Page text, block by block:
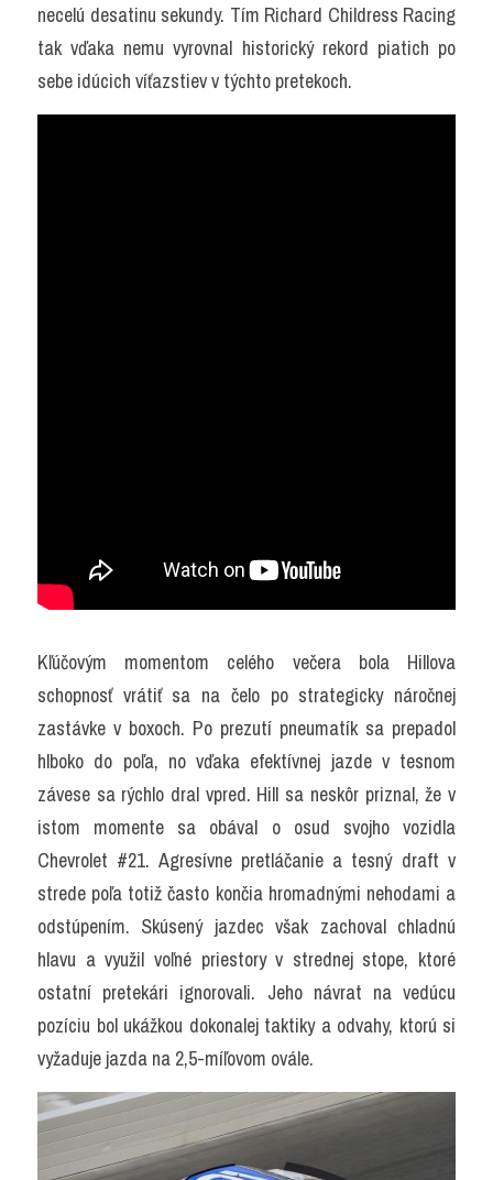
necelú desatinu sekundy. Tím Richard Childress Racing
tak vďaka nemu vyrovnal historický rekord piatich po
sebe idúcich víťazstiev v týchto pretekoch.
Kľúčovým momentom celého večera bola Hillova
schopnosť vrátiť sa na čelo po strategicky náročnej
zastávke v boxoch. Po prezutí pneumatík sa prepadol
hlboko do poľa, no vďaka efektívnej jazde v tesnom
závese sa rýchlo dral vpred. Hill sa neskôr priznal, že v
istom momente sa obával o osud svojho vozidla
Chevrolet #21. Agresívne pretláčanie a tesný draft v
strede poľa totiž často končia hromadnými nehodami a
odstúpením. Skúsený jazdec však zachoval chladnú
hlavu a využil voľné priestory v strednej stope, ktoré
ostatní pretekári ignorovali. Jeho návrat na vedúcu
pozíciu bol ukážkou dokonalej taktiky a odvahy, ktorú si
vyžaduje jazda na 2,5-míľovom ovále.